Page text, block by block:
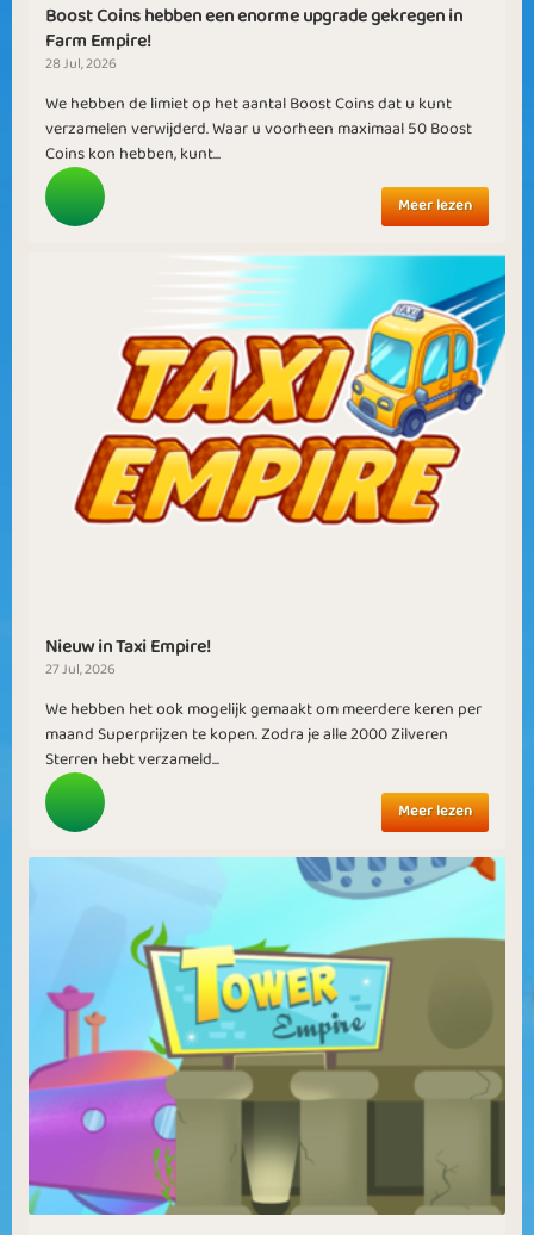
Boost Coins hebben een enorme upgrade gekregen in
Farm Empire!
28 Jul, 2026
We hebben de limiet op het aantal Boost Coins dat u kunt
verzamelen verwijderd. Waar u voorheen maximaal 50 Boost
Coins kon hebben, kunt...
Meer lezen
Nieuw in Taxi Empire!
27 Jul, 2026
We hebben het ook mogelijk gemaakt om meerdere keren per
maand Superprijzen te kopen. Zodra je alle 2000 Zilveren
Sterren hebt verzameld...
Meer lezen